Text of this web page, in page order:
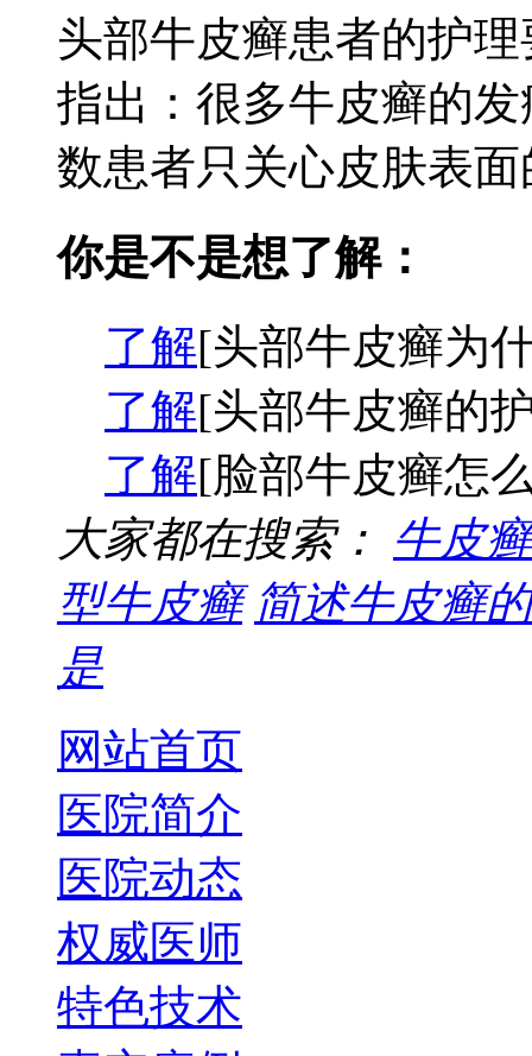
头部牛皮癣患者的护
指出：很多牛皮癣的
数患者只关心皮肤表
你是不是想了解：
了解[头部牛皮癣为
了解[头部牛皮癣的
了解[脸部牛皮癣怎
大家都在搜索： 牛皮
型牛皮癣 简述牛皮癣
是
网站首页
医院简介
医院动态
权威医师
特色技术